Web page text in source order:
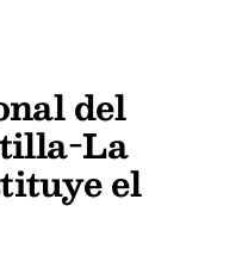
del
La
el